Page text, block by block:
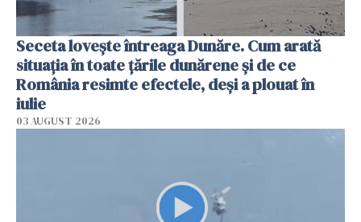
Seceta lovește întreaga Dunăre. Cum arată
situația în toate țările dunărene și de ce
România resimte efectele, deși a plouat în
iulie
03 AUGUST 2026